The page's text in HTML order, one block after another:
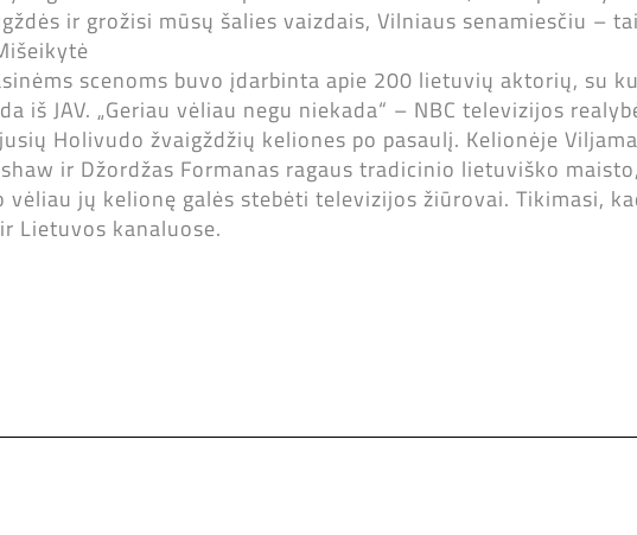
ir grožisi mūsų šalies vaizdais, Vilniaus senamiesčiu –
scenoms buvo įdarbinta apie 200 lietuvių aktorių, su
iš JAV. „Geriau vėliau negu niekada“ – NBC televizijos
Holivudo žvaigždžių keliones po pasaulį. Kelionėje
ir Džordžas Formanas ragaus tradicinio lietuviško
vėliau jų kelionę galės stebėti televizijos žiūrovai. Tikimasi,
Lietuvos kanaluose.